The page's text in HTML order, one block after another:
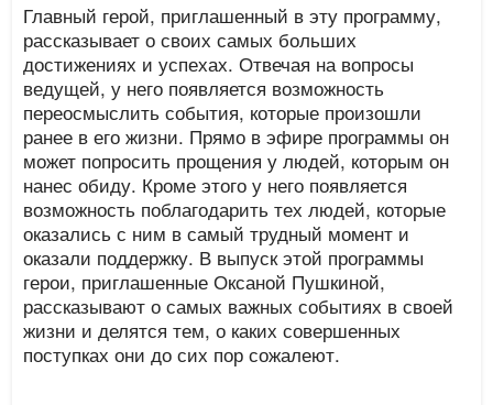
Главный герой, приглашенный в эту программу,
рассказывает о своих самых больших
достижениях и успехах. Отвечая на вопросы
ведущей, у него появляется возможность
переосмыслить события, которые произошли
ранее в его жизни. Прямо в эфире программы он
может попросить прощения у людей, которым он
нанес обиду. Кроме этого у него появляется
возможность поблагодарить тех людей, которые
оказались с ним в самый трудный момент и
оказали поддержку. В выпуск этой программы
герои, приглашенные Оксаной Пушкиной,
рассказывают о самых важных событиях в своей
жизни и делятся тем, о каких совершенных
поступках они до сих пор сожалеют.